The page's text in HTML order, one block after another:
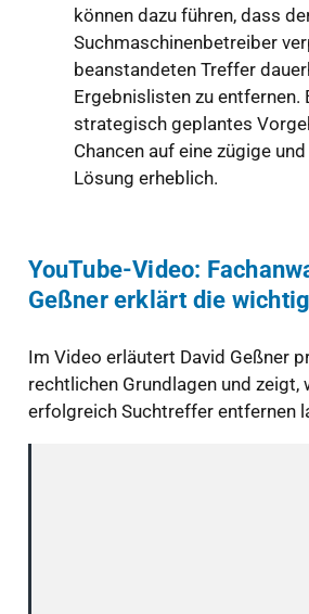
können dazu führen, dass
Suchmaschinenbetreiber
beanstandeten Treffer
Ergebnislisten zu entfernen.
strategisch geplantes
Chancen auf eine zügige
Lösung erheblich.
YouTube-Video:
Geßner erklärt die
Im Video erläutert David Geßner
rechtlichen Grundlagen und zeigt,
erfolgreich Suchtreffer entfernen